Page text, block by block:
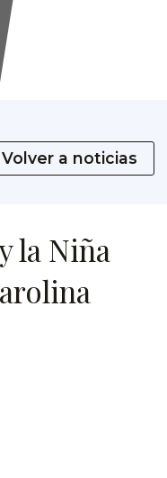
Volver a noticias
la Niña